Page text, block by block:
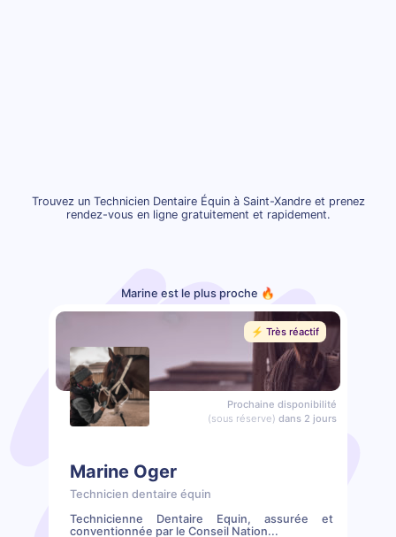
Trouvez un Technicien Dentaire Équin à Saint-Xandre et prenez
rendez-vous en ligne gratuitement et rapidement.
Marine est le plus proche 🔥
⚡️ Très réactif
Prochaine disponibilité
(sous réserve) dans 2 jours
Marine Oger
Technicien dentaire équin
Technicienne Dentaire Equin, assurée et
conventionnée par le Conseil Nation...